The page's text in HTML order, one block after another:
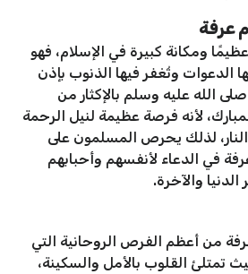
عرفة
ومكانة كبيرة في الإسلام، فهو
الدعوات وتُغفر فيها الذنوب بإذن
الله عليه وسلم بالإكثار من
لأنه فرصة عظيمة لنيل الرحمة
لذلك يحرص المسلمون على
في الدعاء لأنفسهم وأحبابهم
والآخرة.
من أعظم الفرص الروحانية التي
تمتلئ القلوب بالأمل والسكينة،